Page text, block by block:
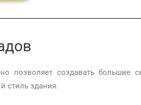
позволяет создавать большие
стиль здания.